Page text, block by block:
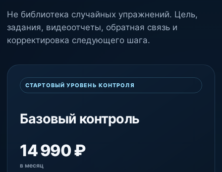
Не библиотека случайных упражнений. Цель,
задания, видеоотчеты, обратная связь и
корректировка следующего шага.
СТАРТОВЫЙ УРОВЕНЬ КОНТРОЛЯ
Базовый контроль
14 990 ₽
в месяц